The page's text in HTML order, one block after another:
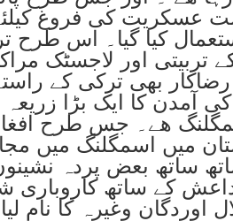
عسکریت کی فروغ
کیا گیا۔ اس طرح
اور لاجسٹک
رضاکار بھی ترکی کے
کا ایک بڑا زریعہ
ھے۔ جس طرح
میں اسمگلنگ میں
ساتھ بعض پردہ
کے ساتھ کاروباری
اوردگان وغیرہ کا نام